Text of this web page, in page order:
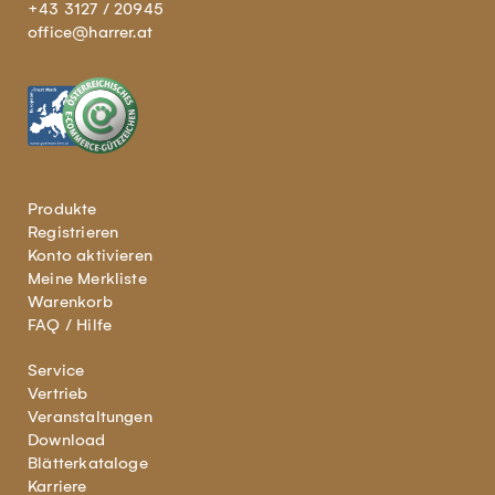
+43 3127 / 20945
office@harrer.at
Produkte
Registrieren
Konto aktivieren
Meine Merkliste
Warenkorb
FAQ / Hilfe
Service
Vertrieb
Veranstaltungen
Download
Blätterkataloge
Karriere